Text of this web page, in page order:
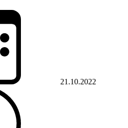
21.10.2022